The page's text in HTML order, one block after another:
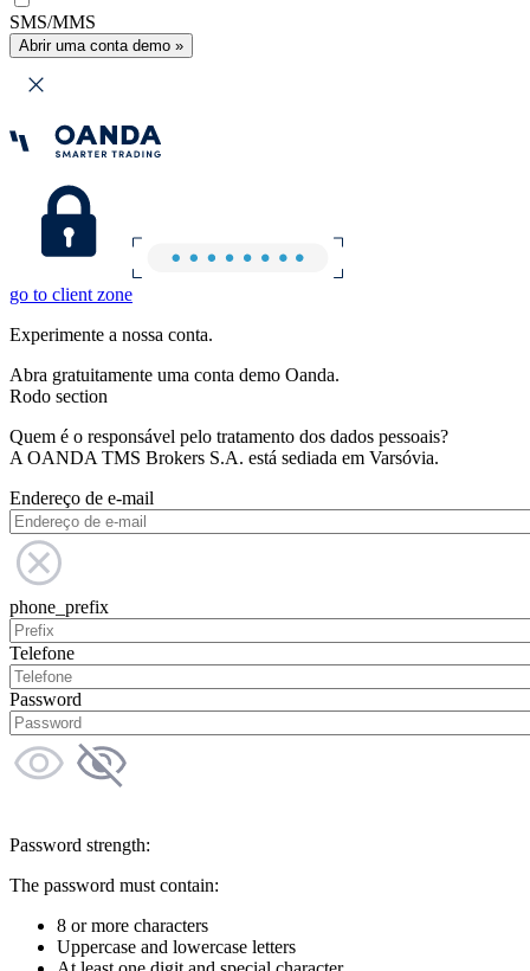
SMS/MMS
Abrir uma conta demo »
go to client zone
Experimente a nossa conta.
Abra gratuitamente uma conta demo Oanda.
Rodo section
Quem é o responsável pelo tratamento dos dados pessoais?
A OANDA TMS Brokers S.A. está sediada em Varsóvia.
Endereço de e-mail
phone_prefix
Telefone
Password
Password strength:
The password must contain:
8 or more characters
Uppercase and lowercase letters